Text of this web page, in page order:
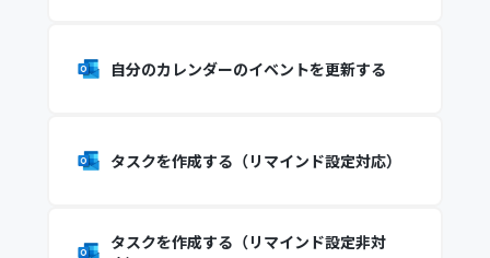
自分のカレンダーのイベントを更新する
タスクを作成する（リマインド設定対応）
タスクを作成する（リマインド設定非対